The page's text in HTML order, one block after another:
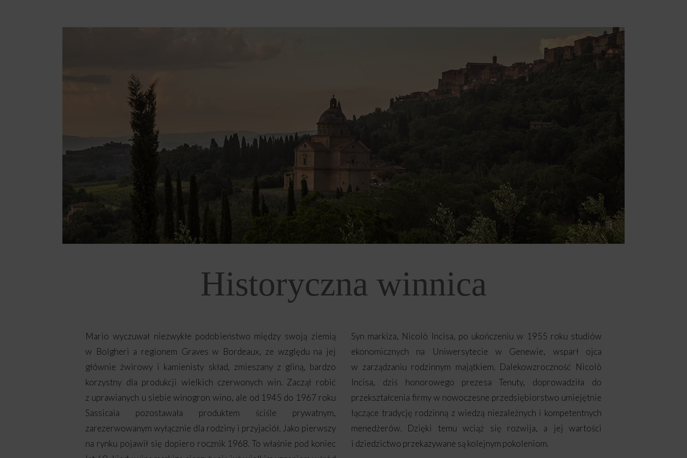
Historyczna winnica
Mario wyczuwał niezwykłe podobieństwo między swoją ziemią
w Bolgheri a regionem Graves w Bordeaux, ze względu na jej
głównie żwirowy i kamienisty skład, zmieszany z gliną, bardzo
korzystny dla produkcji wielkich czerwonych win. Zaczął robić
z uprawianych u siebie winogron wino, ale od 1945 do 1967 roku
Sassicaia pozostawała produktem ściśle prywatnym,
zarezerwowanym wyłącznie dla rodziny i przyjaciół. Jako pierwszy
na rynku pojawił się dopiero rocznik 1968. To właśnie pod koniec
Syn markiza, Nicolò Incisa, po ukończeniu w 1955 roku studiów
ekonomicznych na Uniwersytecie w Genewie, wsparł ojca
w zarządzaniu rodzinnym majątkiem. Dalekowzroczność Nicolò
Incisa, dziś honorowego prezesa Tenuty, doprowadziła do
przekształcenia firmy w nowoczesne przedsiębiorstwo umiejętnie
łączące tradycję rodzinną z wiedzą niezależnych i kompetentnych
menedżerów. Dzięki temu wciąż się rozwija, a jej wartości
i dziedzictwo przekazywane są kolejnym pokoleniom.